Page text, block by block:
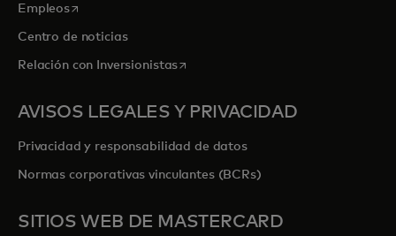
Empleosse abre en una pestaña nueva
Centro de noticias
Relación con Inversionistasse abre en una pestaña nueva
AVISOS LEGALES Y PRIVACIDAD
Privacidad y responsabilidad de datos
Normas corporativas vinculantes (BCRs)
SITIOS WEB DE MASTERCARD